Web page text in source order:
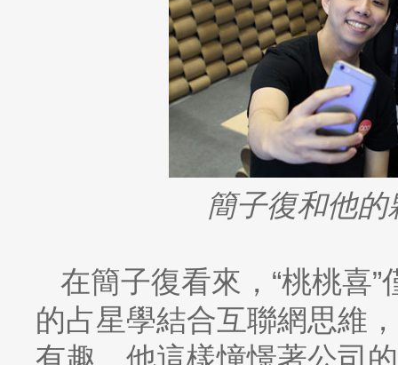
簡子復和他
在簡子復看來，“桃桃喜
的占星學結合互聯網思維
有趣。他這樣憧憬著公司